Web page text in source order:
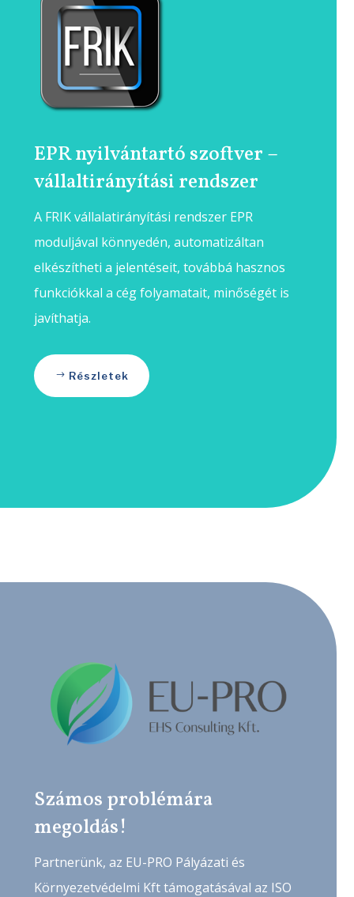
EPR nyilvántartó szoftver –
vállaltirányítási rendszer
A FRIK vállalatirányítási rendszer EPR
moduljával könnyedén, automatizáltan
elkészítheti a jelentéseit, továbbá hasznos
funkciókkal a cég folyamatait, minőségét is
javíthatja.
Részletek
Számos problémára
megoldás!
Partnerünk, az EU-PRO Pályázati és
Környezetvédelmi Kft támogatásával az ISO